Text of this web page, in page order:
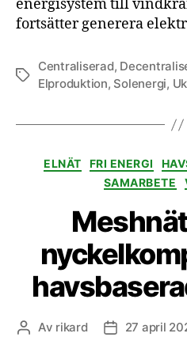
energisystem till
fortsätter generera
Etiketter
Centraliserad,
Elproduktion, Solenergi,
ELNÄT FRI ENERGI
SAMARBETE
Inläggsförfattare
Av rikard Inläggsdatum
27 april